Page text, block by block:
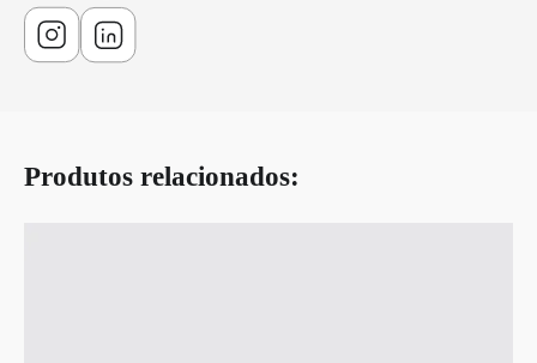
Produtos relacionados: